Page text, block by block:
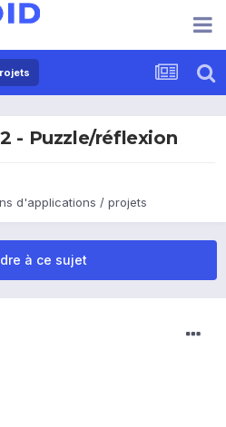
- Puzzle/réflexion
d'applications / projets
à ce sujet